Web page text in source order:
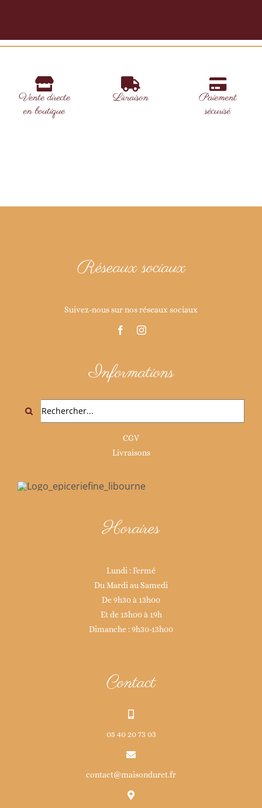
Vente directe
en boutique
Livraison
Paiement
sécurisé
Réseaux sociaux
Suivez-nous sur nos réseaux sociaux
Informations
Rechercher:
CGV
Livraisons
Horaires
Lundi : Fermé
Du Mardi au Samedi
De 9h30 à 13h00
Et de 15h00 à 19h
Dimanche : 9h30-13h00
Contact
05 40 20 73 03
contact@maisonduret.fr